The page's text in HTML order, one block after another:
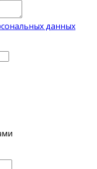
данных